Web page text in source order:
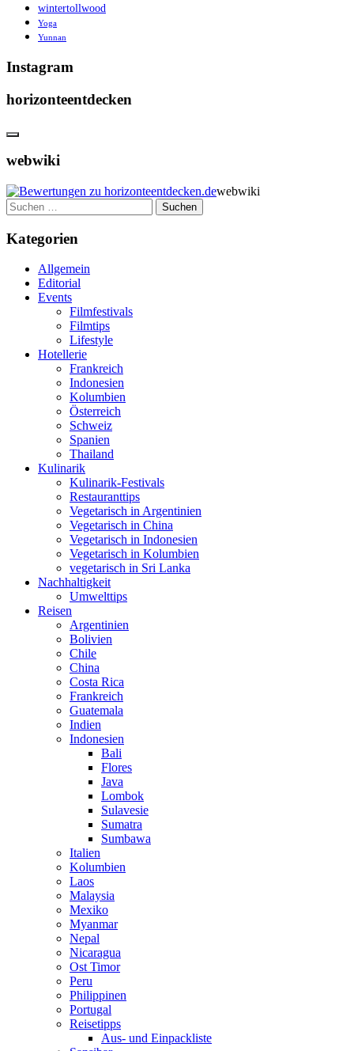
wintertollwood
Yoga
Yunnan
Instagram
horizonteentdecken
webwiki
webwiki
Suchen
nach:
Kategorien
Allgemein
Editorial
Events
Filmfestivals
Filmtips
Lifestyle
Hotellerie
Frankreich
Indonesien
Kolumbien
Österreich
Schweiz
Spanien
Thailand
Kulinarik
Kulinarik-Festivals
Restauranttips
Vegetarisch in Argentinien
Vegetarisch in China
Vegetarisch in Indonesien
Vegetarisch in Kolumbien
vegetarisch in Sri Lanka
Nachhaltigkeit
Umwelttips
Reisen
Argentinien
Bolivien
Chile
China
Costa Rica
Frankreich
Guatemala
Indien
Indonesien
Bali
Flores
Java
Lombok
Sulavesie
Sumatra
Sumbawa
Italien
Kolumbien
Laos
Malaysia
Mexiko
Myanmar
Nepal
Nicaragua
Ost Timor
Peru
Philippinen
Portugal
Reisetipps
Aus- und Einpackliste